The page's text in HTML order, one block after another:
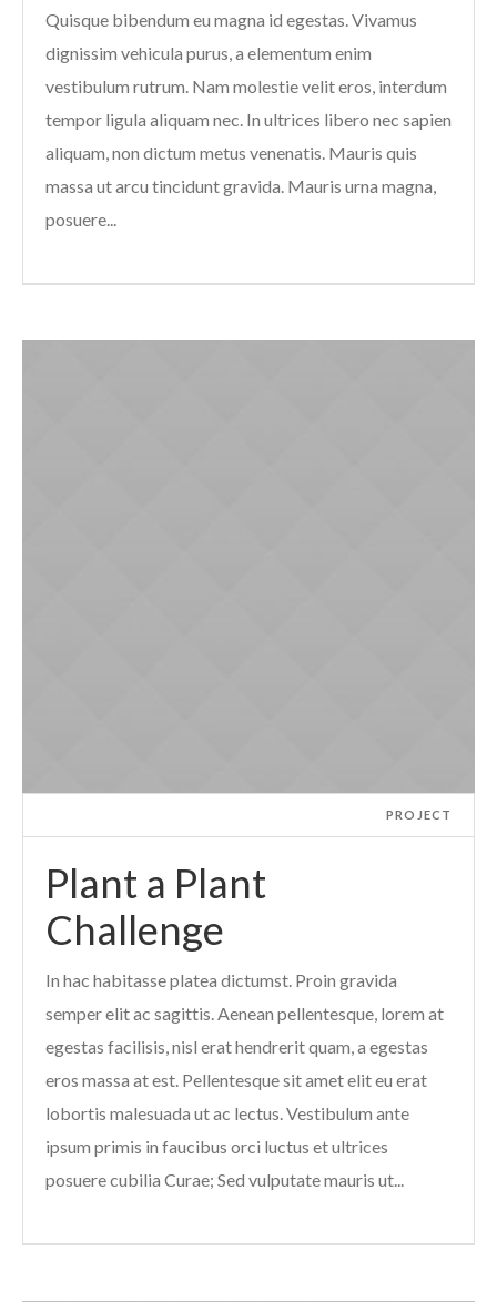
Quisque bibendum eu magna id egestas. Vivamus
dignissim vehicula purus, a elementum enim
vestibulum rutrum. Nam molestie velit eros, interdum
tempor ligula aliquam nec. In ultrices libero nec sapien
aliquam, non dictum metus venenatis. Mauris quis
massa ut arcu tincidunt gravida. Mauris urna magna,
posuere...
PROJECT
Plant a Plant
Challenge
In hac habitasse platea dictumst. Proin gravida
semper elit ac sagittis. Aenean pellentesque, lorem at
egestas facilisis, nisl erat hendrerit quam, a egestas
eros massa at est. Pellentesque sit amet elit eu erat
lobortis malesuada ut ac lectus. Vestibulum ante
ipsum primis in faucibus orci luctus et ultrices
posuere cubilia Curae; Sed vulputate mauris ut...